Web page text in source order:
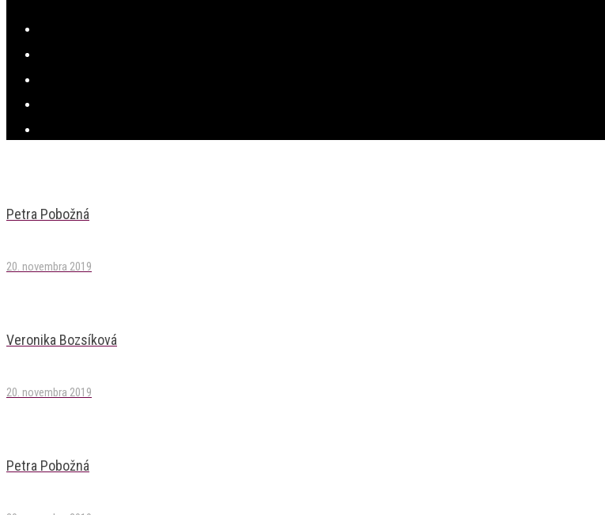
Petra Pobožná
20. novembra 2019
Veronika Bozsíková
20. novembra 2019
Petra Pobožná